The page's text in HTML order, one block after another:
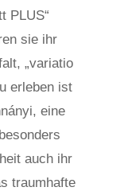
PLUS“
sie ihr
„variatio
erleben ist
eine
auch ihr
traumhafte